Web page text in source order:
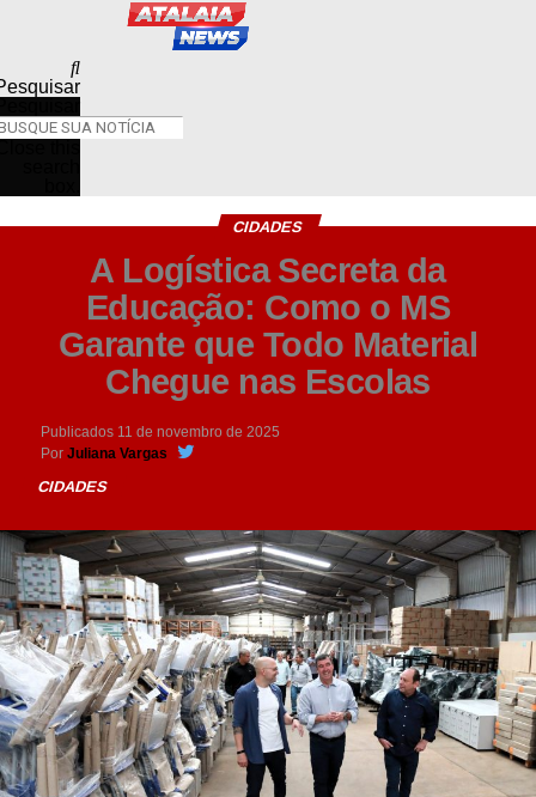
CIDADES
A Logística Secreta da
Educação: Como o MS
Garante que Todo Material
Chegue nas Escolas
Publicados 11 de novembro de 2025
Por Juliana Vargas
CIDADES